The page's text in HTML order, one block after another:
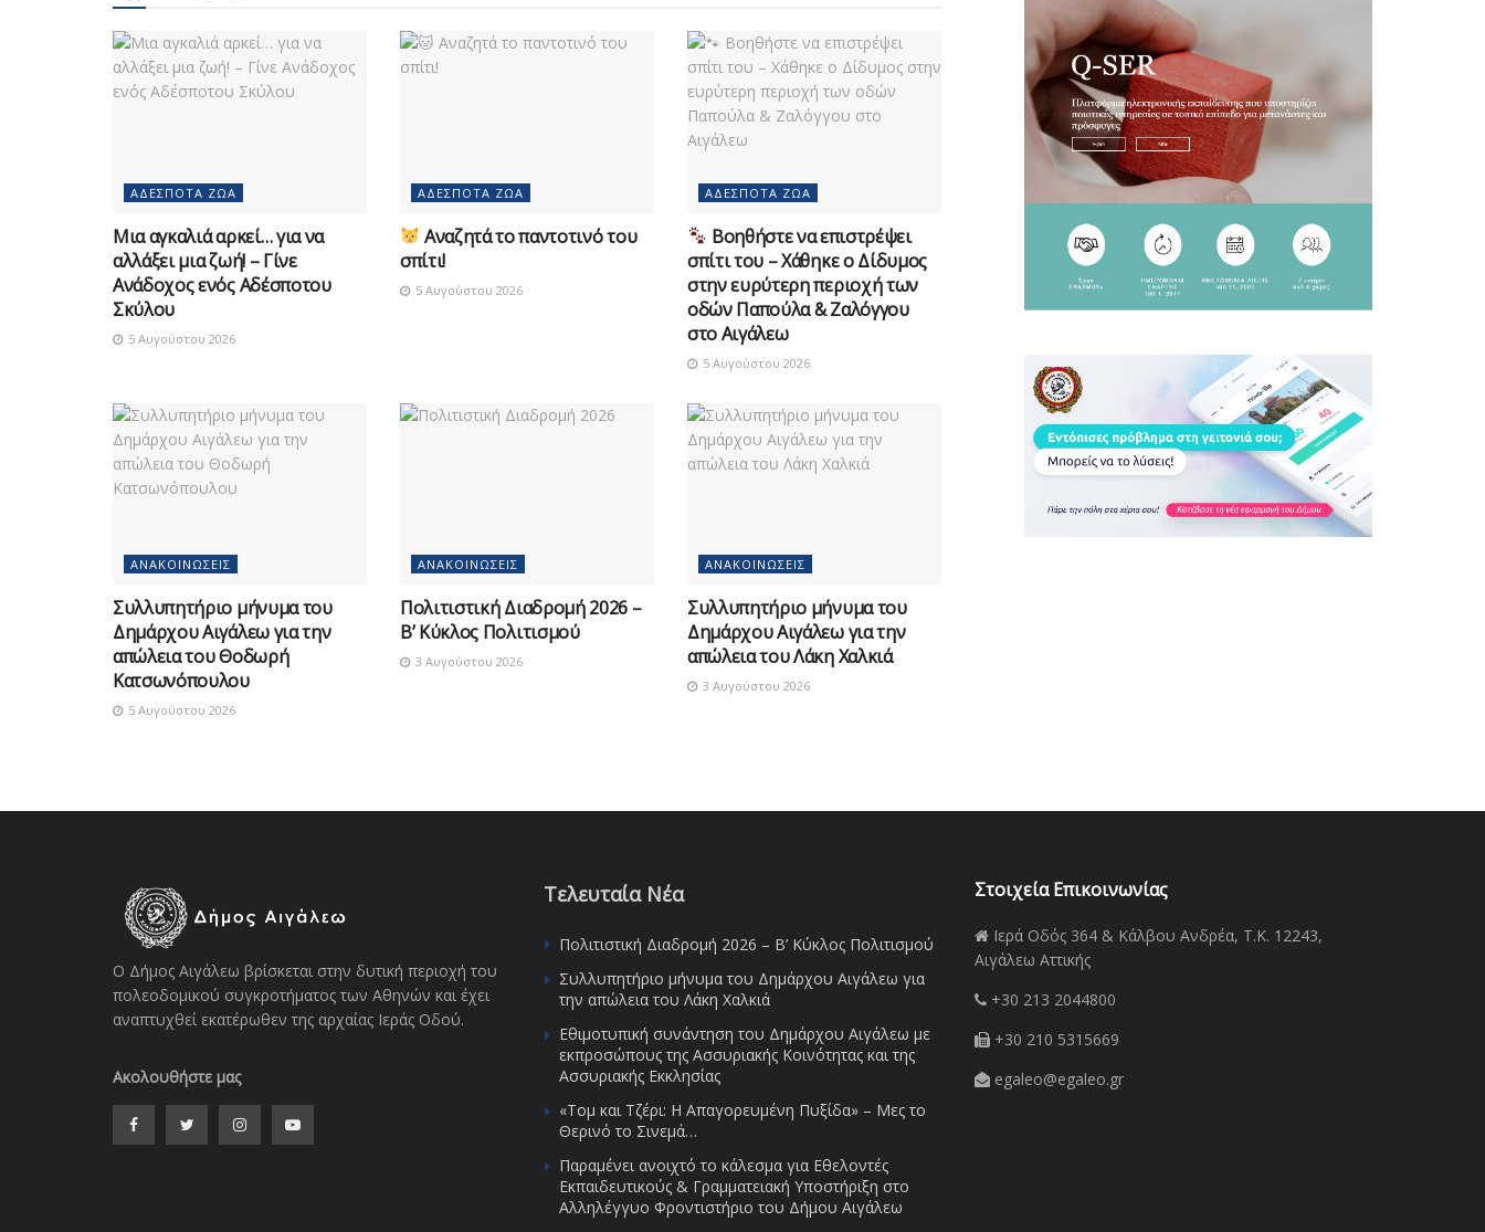
ΑΔΈΣΠΟΤΑ ΖΏΑ
Μια αγκαλιά αρκεί… για να
αλλάξει μια ζωή! – Γίνε
Ανάδοχος ενός Αδέσποτου
Σκύλου
5 Αυγούστου 2026
ΑΔΈΣΠΟΤΑ ΖΏΑ
Αναζητά το παντοτινό του
σπίτι!
5 Αυγούστου 2026
ΑΔΈΣΠΟΤΑ ΖΏΑ
Βοηθήστε να επιστρέψει
σπίτι του – Χάθηκε ο Δίδυμος
στην ευρύτερη περιοχή των
οδών Παπούλα & Ζαλόγγου
στο Αιγάλεω
5 Αυγούστου 2026
ΑΝΑΚΟΙΝΏΣΕΙΣ
Συλλυπητήριο μήνυμα του
Δημάρχου Αιγάλεω για την
απώλεια του Θοδωρή
Κατσωνόπουλου
5 Αυγούστου 2026
ΑΝΑΚΟΙΝΏΣΕΙΣ
Πολιτιστική Διαδρομή 2026 –
Β’ Κύκλος Πολιτισμού
3 Αυγούστου 2026
ΑΝΑΚΟΙΝΏΣΕΙΣ
Συλλυπητήριο μήνυμα του
Δημάρχου Αιγάλεω για την
απώλεια του Λάκη Χαλκιά
3 Αυγούστου 2026
Ο Δήμος Αιγάλεω βρίσκεται στην δυτική περιοχή του
πολεοδομικού συγκροτήματος των Αθηνών και έχει
αναπτυχθεί εκατέρωθεν της αρχαίας Ιεράς Οδού.
Ακολουθήστε μας
Τελευταία Νέα
Πολιτιστική Διαδρομή 2026 – Β’ Κύκλος Πολιτισμού
Συλλυπητήριο μήνυμα του Δημάρχου Αιγάλεω για
την απώλεια του Λάκη Χαλκιά
Εθιμοτυπική συνάντηση του Δημάρχου Αιγάλεω με
εκπροσώπους της Ασσυριακής Κοινότητας και της
Ασσυριακής Εκκλησίας
«Τομ και Τζέρι: Η Απαγορευμένη Πυξίδα» – Μες το
Θερινό το Σινεμά…
Παραμένει ανοιχτό το κάλεσμα για Εθελοντές
Εκπαιδευτικούς & Γραμματειακή Υποστήριξη στο
Αλληλέγγυο Φροντιστήριο του Δήμου Αιγάλεω
Στοιχεία Επικοινωνίας
Ιερά Οδός 364 & Κάλβου Ανδρέα, Τ.Κ. 12243,
Αιγάλεω Αττικής
+30 213 2044800
+30 210 5315669
egaleo@egaleo.gr